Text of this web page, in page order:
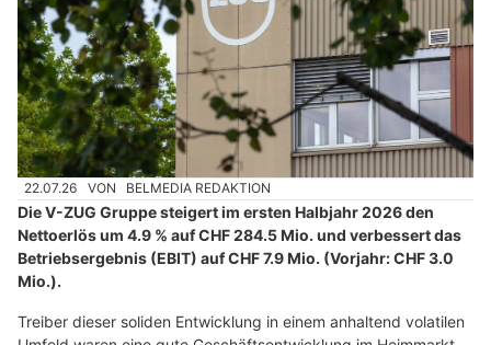
22.07.26 VON BELMEDIA REDAKTION
Die V-ZUG Gruppe steigert im ersten Halbjahr 2026 den
Nettoerlös um 4.9 % auf CHF 284.5 Mio. und verbessert das
Betriebsergebnis (EBIT) auf CHF 7.9 Mio. (Vorjahr: CHF 3.0
Mio.).
Treiber dieser soliden Entwicklung in einem anhaltend volatilen